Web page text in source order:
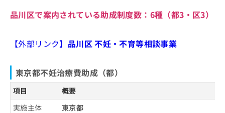
品川区で案内されている助成制度数： 6種 （都3・区3）
【外部リンク】 品川区 不妊・不育等相談事業
東京都不妊治療費助成（都）
項目
概要
実施主体
東京都
ので
ださ
い。
込
は
こ
ら
掲
載
情
ち
無
情
報
拡
充
の